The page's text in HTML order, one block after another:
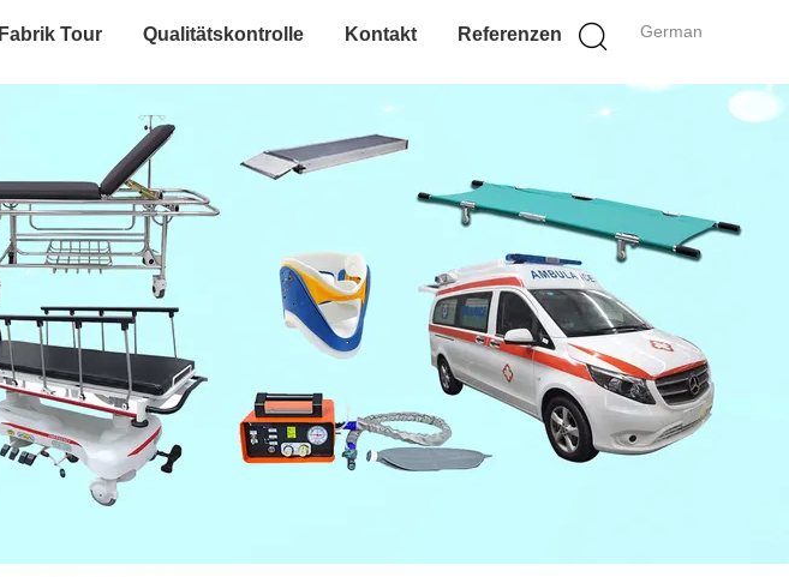
German
Fabrik Tour Qualitätskontrolle Kontakt Referenzen